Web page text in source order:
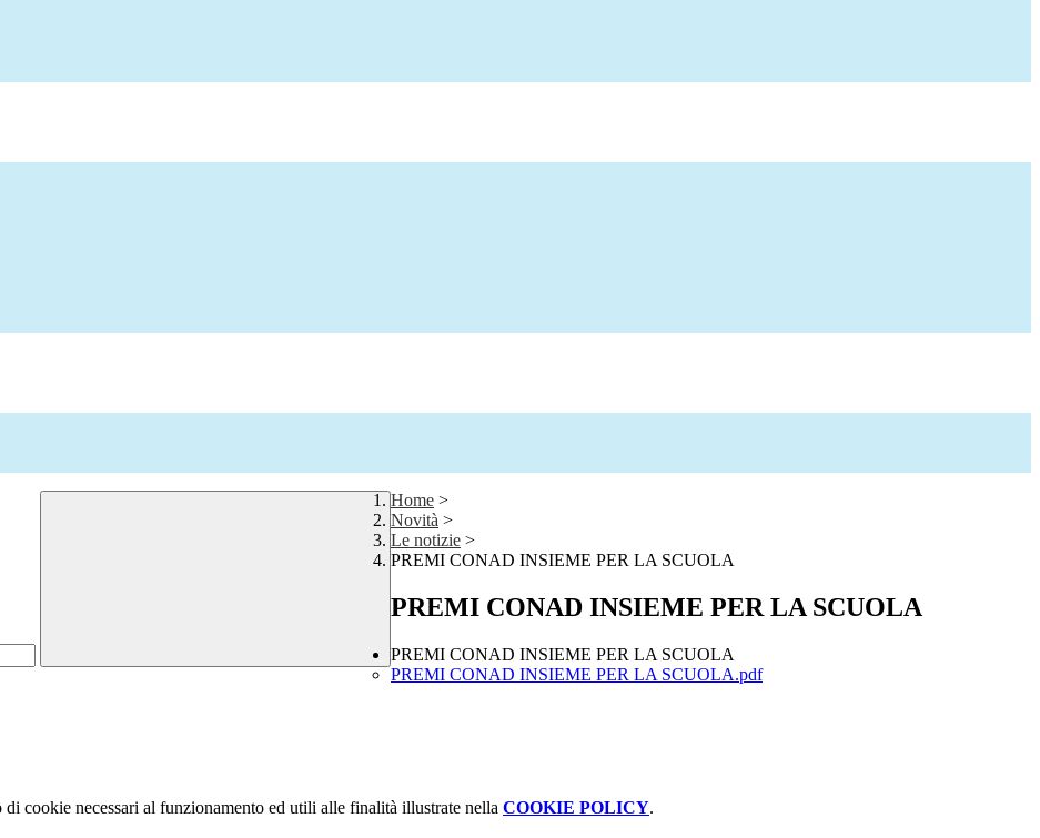
Home >
Novità >
Le notizie >
PREMI CONAD INSIEME PER LA SCUOLA
PREMI CONAD INSIEME PER LA SCUOLA
PREMI CONAD INSIEME PER LA SCUOLA
PREMI CONAD INSIEME PER LA SCUOLA.pdf
cookie necessari al funzionamento ed utili alle finalità illustrate nella COOKIE POLICY.